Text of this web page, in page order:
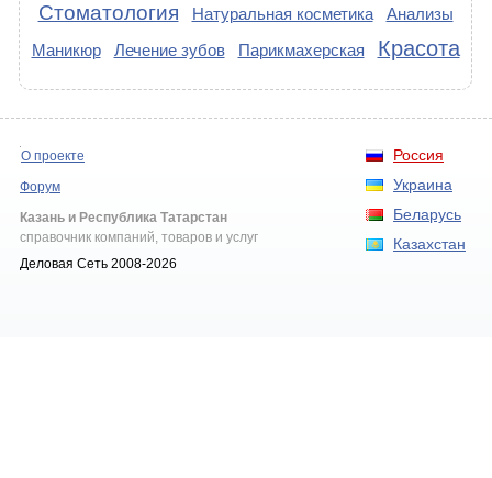
Стоматология Натуральная косметика
Анализы
Маникюр
Лечение зубов Парикмахерская Красота
Россия
Украина
Беларусь
Казахстан
О проекте
Форум
Казань и Республика Татарстан
справочник компаний, товаров и услуг
Деловая Сеть 2008-2026